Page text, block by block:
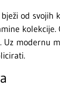
od
Uz modernu